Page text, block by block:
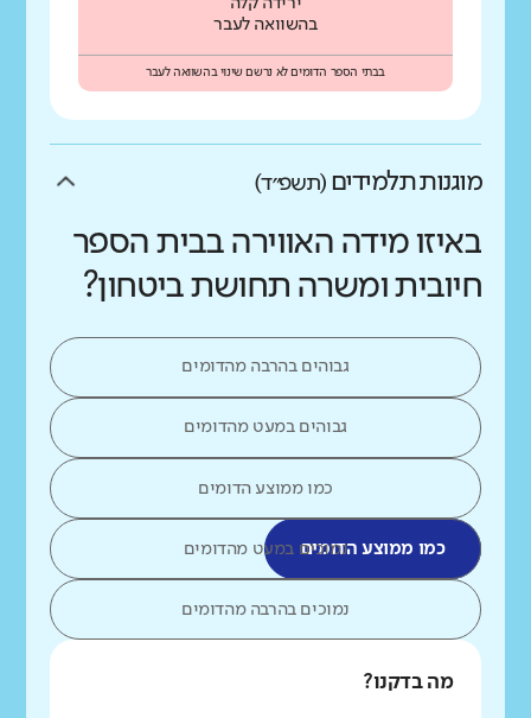
בהשוואה לעבר
בבתי הספר הדומים לא נרשם שינוי בהשוואה לעבר
מוגנות תלמידים (תשפ״ד)
באיזו מידה האווירה בבית הספר
חיובית ומשרה תחושת ביטחון?
גבוהים בהרבה מהדומים
גבוהים במעט מהדומים
כמו ממוצע הדומים
כמו ממוצע הדומיםנמוכים במעט מהדומים
נמוכים בהרבה מהדומים
מה בדקנו?